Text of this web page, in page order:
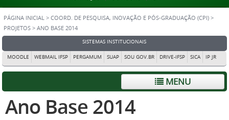
PÁGINA INICIAL > COORD. DE PESQUISA, INOVAÇÃO E PÓS-GRADUAÇÃO (CPI) >
PROJETOS > ANO BASE 2014
SISTEMAS INSTITUCIONAIS
MOODLE WEBMAIL IFSP PERGAMUM SUAP SOU GOV.BR DRIVE-IFSP SICA IP JR
MENU
Ano Base 2014